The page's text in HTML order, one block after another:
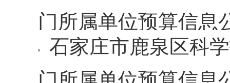
门所属单位预算信息
石家庄市鹿泉区科
门所属单位预算信息